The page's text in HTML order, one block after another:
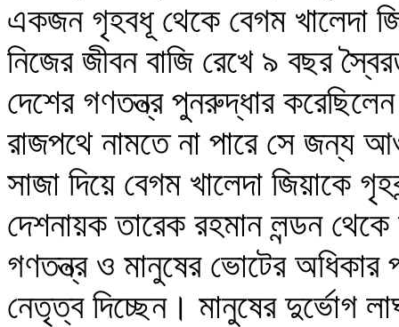
একজন গৃহবধূ থেকে বেগম খালেদা
নিজের জীবন বাজি রেখে ৯ বছর
দেশের গণতন্ত্র পুনরুদ্ধার
রাজপথে নামতে না পারে সে জন্য
সাজা দিয়ে বেগম খালেদা জিয়াকে
দেশনায়ক তারেক রহমান লন্ডন
গণতন্ত্র ও মানুষের ভোটের অধিকার
নেতৃত্ব দিচ্ছেন। মানুষের দুর্ভোগ